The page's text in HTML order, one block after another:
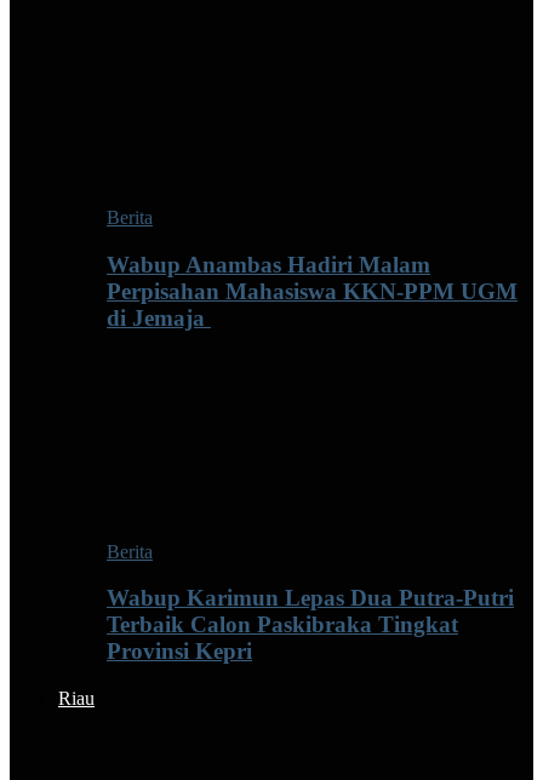
Berita
Wabup Anambas Hadiri Malam
Perpisahan Mahasiswa KKN-PPM UGM
di Jemaja ‎
Berita
Wabup Karimun Lepas Dua Putra-Putri
Terbaik Calon Paskibraka Tingkat
Provinsi Kepri
Riau